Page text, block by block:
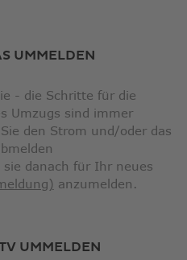
UMMELDEN
- die Schritte für die
Umzugs sind immer
den Strom und/oder das
sie danach für Ihr neues
anzumelden.
UMMELDEN